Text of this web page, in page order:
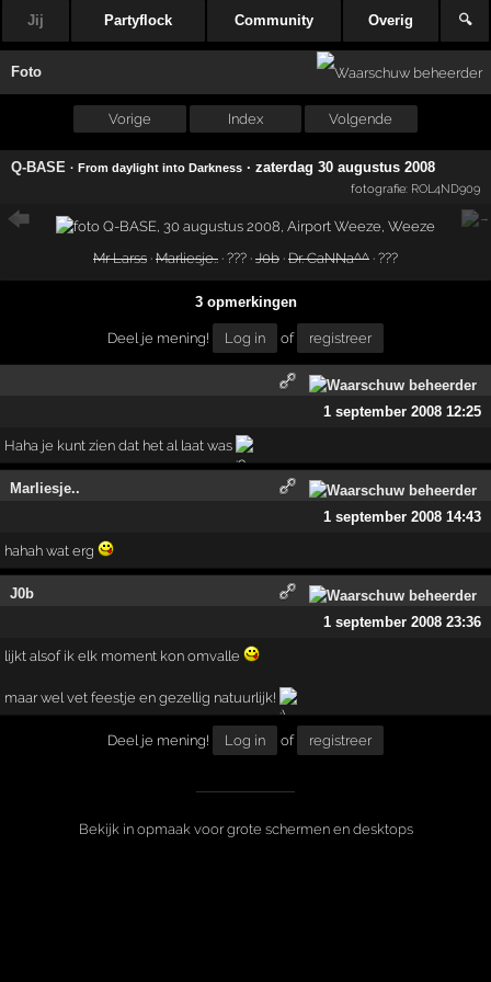
Jij Partyflock Community Overig 🔍
Foto
Vorige Index Volgende
Q-BASE · From daylight into Darkness ·zaterdag 30 augustus 2008
fotografie: ROL4ND909
Mr Larss · Marliesje.. · ??? · J0b · Dr. CaNNa^^ · ???
3 opmerkingen
Deel je mening! Log in of registreer
1 september 2008 12:25
Haha je kunt zien dat het al laat was
Marliesje..
1 september 2008 14:43
hahah wat erg
J0b
1 september 2008 23:36
lijkt alsof ik elk moment kon omvalle
maar wel vet feestje en gezellig natuurlijk!
Deel je mening! Log in of registreer
Bekijk in opmaak voor grote schermen en desktops